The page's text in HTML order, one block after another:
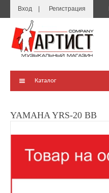
Вход Регистрация
Каталог
YAMAHA YRS-20 BB